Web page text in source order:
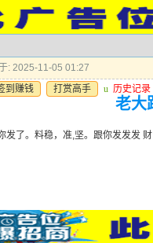
: 2025-11-05 01:27
到赚钱
打赏高手 u 历史记录
老大
发了。料稳，准,坚。跟你发发发 财